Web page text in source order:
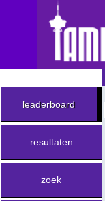
leaderboard
resultaten
zoek